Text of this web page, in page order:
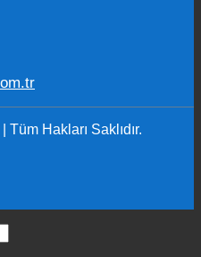
| Tüm Hakları Saklıdır.